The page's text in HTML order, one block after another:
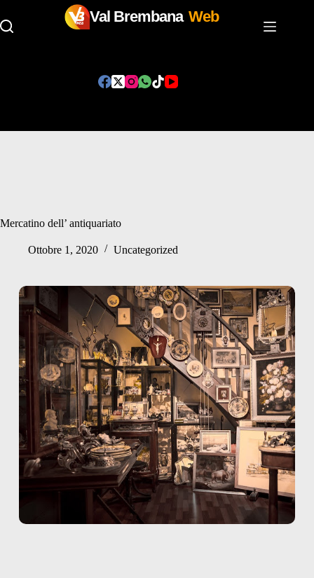
Val Brembana Web
Mercatino dell’ antiquariato
Ottobre 1, 2020 Uncategorized